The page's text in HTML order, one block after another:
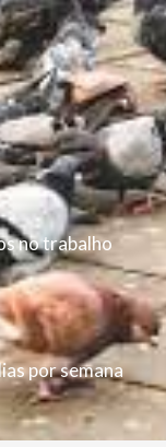
no trabalho
por semana